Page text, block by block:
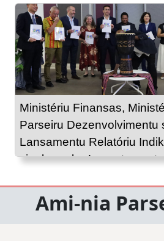
Ministériu Finansas,
Parseiru Dezenvolvimentu
Lansamentu Relatóriu
sira kona-ba Levantamentu
Ami-nia